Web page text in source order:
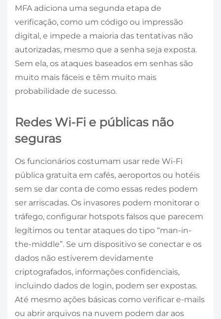
MFA adiciona uma segunda etapa de
verificação, como um código ou impressão
digital, e impede a maioria das tentativas não
autorizadas, mesmo que a senha seja exposta.
Sem ela, os ataques baseados em senhas são
muito mais fáceis e têm muito mais
probabilidade de sucesso.
Redes Wi-Fi e públicas não
seguras
Os funcionários costumam usar rede Wi-Fi
pública gratuita em cafés, aeroportos ou hotéis
sem se dar conta de como essas redes podem
ser arriscadas. Os invasores podem monitorar o
tráfego, configurar hotspots falsos que parecem
legítimos ou tentar ataques do tipo “man-in-
the-middle”. Se um dispositivo se conectar e os
dados não estiverem devidamente
criptografados, informações confidenciais,
incluindo dados de login, podem ser expostas.
Até mesmo ações básicas como verificar e-mails
ou abrir arquivos na nuvem podem dar aos